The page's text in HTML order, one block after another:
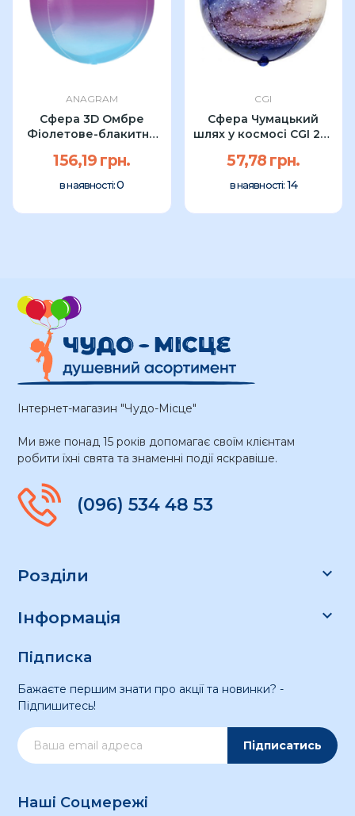
ANAGRAM
Сфера 3D Омбре
Фіолетове-блакитна
156,19 грн.
в наявності:0
CGI
Сфера Чумацький
шлях у космосі CGI 24"
57,78 грн.
в наявності: 14
Інтернет-магазин "Чудо-Місце"
Ми вже понад 15 років допомагає своїм клієнтам
робити їхні свята та знаменні події яскравіше.
(096) 534 48 53
Розділи 
Інформація 
Підписка
Бажаєте першим знати про акції та новинки? -
Підпишитесь!
Підписатись
Наші Соцмережі